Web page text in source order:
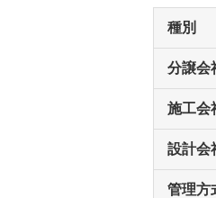
種別
分譲会
施工会
設計会
管理方